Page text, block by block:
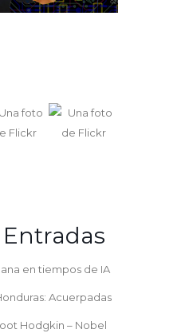
en tiempos de IA
Acuerpadas
Hodgkin – Nobel